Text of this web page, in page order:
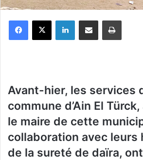
Avant-hier, les services
commune d’Ain El
le maire de cette
collaboration avec leurs
de la sureté de daïra,